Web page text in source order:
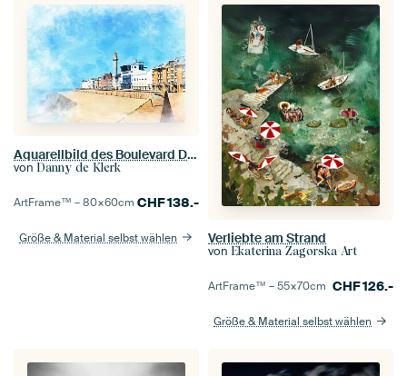
Aquarellbild des Boulevard De Ruyter in Vlissingen, Zeeland
von Danny de Klerk
ArtFrame™ –80×60cm CHF138.-
Größe & Material selbst wählen Verliebte am Strand
von Ekaterina Zagorska Art
ArtFrame™ –55×70cm CHF126.-
Größe & Material selbst wählen